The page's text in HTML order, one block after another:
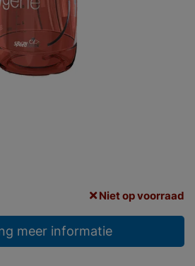
Niet op voorraad
meer informatie